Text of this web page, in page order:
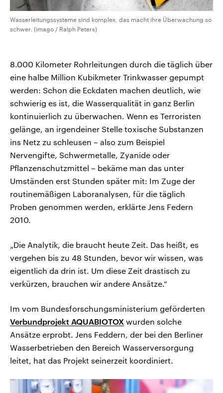
Wasserleitungssysteme sind komplex, das macht ihre Überwachung so
schwer. (imago / Ralph Peters)
8.000 Kilometer Rohrleitungen durch die täglich über
eine halbe Million Kubikmeter Trinkwasser gepumpt
werden: Schon die Eckdaten machen deutlich, wie
schwierig es ist, die Wasserqualität in ganz Berlin
kontinuierlich zu überwachen. Wenn es Terroristen
gelänge, an irgendeiner Stelle toxische Substanzen
ins Netz zu schleusen – also zum Beispiel
Nervengifte, Schwermetalle, Zyanide oder
Pflanzenschutzmittel – bekäme man das unter
Umständen erst Stunden später mit: Im Zuge der
routinemäßigen Laboranalysen, für die täglich
Proben genommen werden, erklärte Jens Federn
2010.
„Die Analytik, die braucht heute Zeit. Das heißt, es
vergehen bis zu 48 Stunden, bevor wir wissen, was
eigentlich da drin ist. Um diese Zeit drastisch zu
verkürzen, brauchen wir andere Ansätze.“
Im vom Bundesforschungsministerium geförderten
Verbundprojekt AQUABIOTOX wurden solche
Ansätze erprobt. Jens Feddern, der bei den Berliner
Wasserbetrieben den Bereich Wasserversorgung
leitet, hat das Projekt seinerzeit koordiniert.